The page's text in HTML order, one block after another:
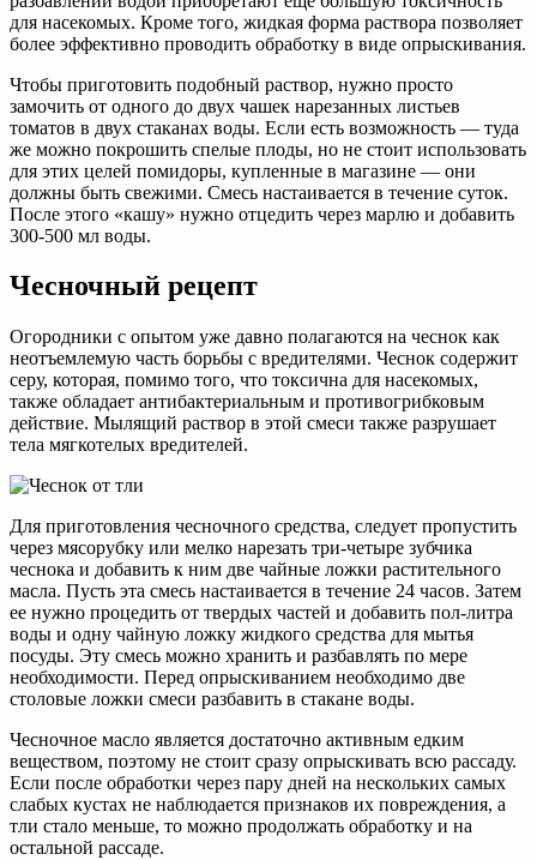
для насекомых. Кроме того, жидкая форма раствора позволяет
более эффективно проводить обработку в виде опрыскивания.
Чтобы приготовить подобный раствор, нужно просто
замочить от одного до двух чашек нарезанных листьев
томатов в двух стаканах воды. Если есть возможность — туда
же можно покрошить спелые плоды, но не стоит использовать
для этих целей помидоры, купленные в магазине — они
должны быть свежими. Смесь настаивается в течение суток.
После этого «кашу» нужно отцедить через марлю и добавить
300-500 мл воды.
Чесночный рецепт
Огородники с опытом уже давно полагаются на чеснок как
неотъемлемую часть борьбы с вредителями. Чеснок содержит
серу, которая, помимо того, что токсична для насекомых,
также обладает антибактериальным и противогрибковым
действие. Мылящий раствор в этой смеси также разрушает
тела мягкотелых вредителей.
Для приготовления чесночного средства, следует пропустить
через мясорубку или мелко нарезать три-четыре зубчика
чеснока и добавить к ним две чайные ложки растительного
масла. Пусть эта смесь настаивается в течение 24 часов. Затем
ее нужно процедить от твердых частей и добавить пол-литра
воды и одну чайную ложку жидкого средства для мытья
посуды. Эту смесь можно хранить и разбавлять по мере
необходимости. Перед опрыскиванием необходимо две
столовые ложки смеси разбавить в стакане воды.
Чесночное масло является достаточно активным едким
веществом, поэтому не стоит сразу опрыскивать всю рассаду.
Если после обработки через пару дней на нескольких самых
слабых кустах не наблюдается признаков их повреждения, а
тли стало меньше, то можно продолжать обработку и на
остальной рассаде.